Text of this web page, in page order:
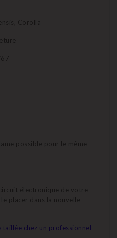
Corolla
possible pour le même
électronique de votre
placer dans la nouvelle
taillée chez un professionnel